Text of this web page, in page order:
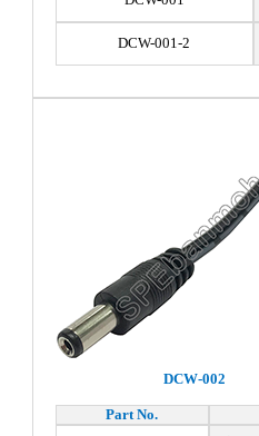
DCW-001-2
DCW-002
Part No.